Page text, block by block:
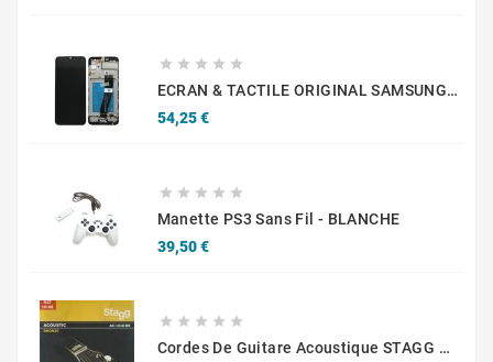
    
ECRAN & TACTILE ORIGINAL SAMSUNG GALAXY A02S A025G GH81-20181A NOIR
54,25 €Prix
    
Manette PS3 Sans Fil - BLANCHE
39,50 €Prix
    
Cordes De Guitare Acoustique STAGG AC-1048-BR Bronze 10-48 Extra Light